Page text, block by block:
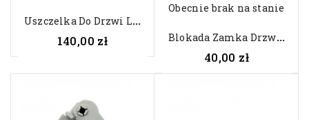
U
Szczelka Do Drzwi Lodówki...
140,00 zł
Obecnie brak na stanie
B
Lokada Zamka Drzwi Lodówki Do...
40,00 zł